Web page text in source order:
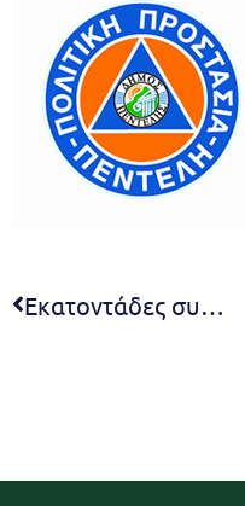
Εκατοντάδες συστημένες επιστολές για τον καθαρισμό οικοπέδων από τον Δήμο Πεντέλης προς τους ιδιοκτήτες